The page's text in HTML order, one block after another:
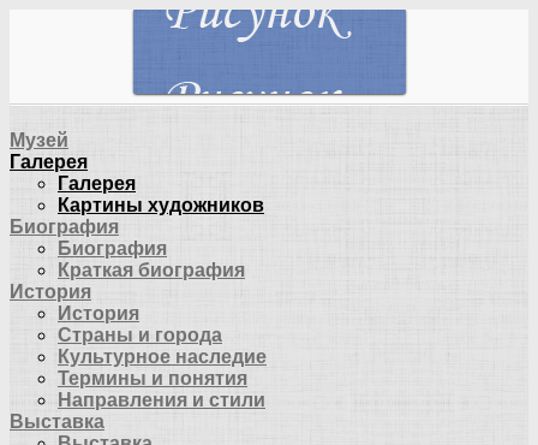
Музей
Галерея
Галерея
Картины художников
Биография
Биография
Краткая биография
История
История
Страны и города
Культурное наследие
Термины и понятия
Направления и стили
Выставка